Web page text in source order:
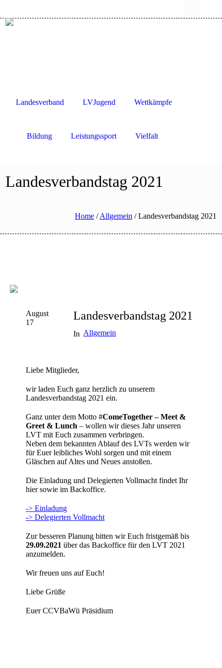
Landesverband LVJugend Wettkämpfe
Bildung Leistungssport Vielfalt
Landesverbandstag 2021
Home /Allgemein /Landesverbandstag 2021
August
17
Landesverbandstag 2021
In Allgemein
Liebe Mitglieder,
wir laden Euch ganz herzlich zu unserem
Landesverbandstag 2021 ein.
Ganz unter dem Motto #ComeTogether – Meet &
Greet & Lunch – wollen wir dieses Jahr unseren
LVT mit Euch zusammen verbringen.
Neben dem bekannten Ablauf des LVTs werden wir
für Euer leibliches Wohl sorgen und mit einem
Gläschen auf Altes und Neues anstoßen.
Die Einladung und Delegierten Vollmacht findet Ihr
hier sowie im Backoffice.
-> Einladung
-> Delegierten Vollmacht
Zur besseren Planung bitten wir Euch fristgemäß bis
29.09.2021 über das Backoffice für den LVT 2021
anzumelden.
Wir freuen uns auf Euch!
Liebe Grüße
Euer CCVBaWü Präsidium